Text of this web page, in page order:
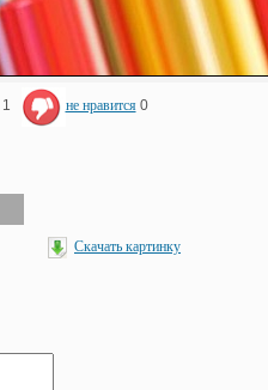
1 не нравится 0
Скачать картинку